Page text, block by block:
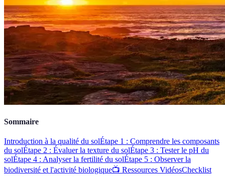
Sommaire
Introduction à la qualité du solÉtape 1 : Comprendre les composants
du solÉtape 2 : Évaluer la texture du solÉtape 3 : Tester le pH du
solÉtape 4 : Analyser la fertilité du solÉtape 5 : Observer la
biodiversité et l'activité biologique📺 Ressources VidéosChecklist